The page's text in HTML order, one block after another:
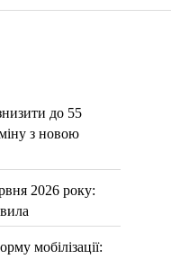
до 55
з новою
2026 року:
мобілізації: